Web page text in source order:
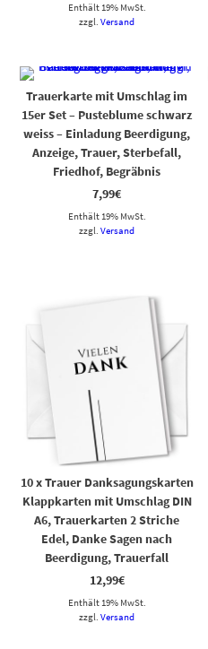
Enthält 19% MwSt.
zzgl.Versand
Trauerkarte mit Umschlag im
15er Set – Pusteblume schwarz
weiss – Einladung Beerdigung,
Anzeige, Trauer, Sterbefall,
Friedhof, Begräbnis
7,99€
Enthält 19% MwSt.
zzgl.Versand
10 x Trauer Danksagungskarten
Klappkarten mit Umschlag DIN
A6, Trauerkarten 2 Striche
Edel, Danke Sagen nach
Beerdigung, Trauerfall
12,99€
Enthält 19% MwSt.
zzgl.Versand